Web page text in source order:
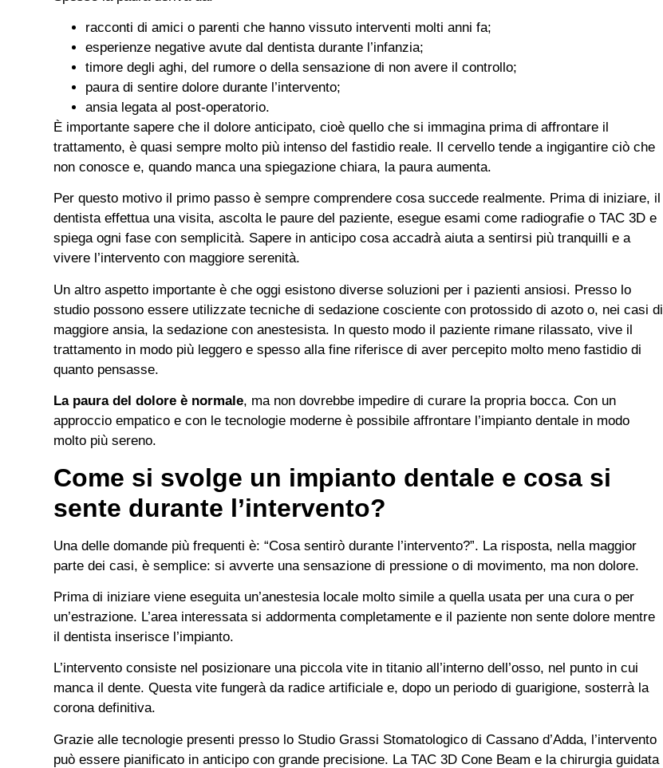
racconti di amici o parenti che hanno vissuto interventi molti anni fa;
esperienze negative avute dal dentista durante l’infanzia;
timore degli aghi, del rumore o della sensazione di non avere il controllo;
paura di sentire dolore durante l’intervento;
ansia legata al post-operatorio.
È importante sapere che il dolore anticipato, cioè quello che si immagina prima di affrontare il
trattamento, è quasi sempre molto più intenso del fastidio reale. Il cervello tende a ingigantire ciò che
non conosce e, quando manca una spiegazione chiara, la paura aumenta.
Per questo motivo il primo passo è sempre comprendere cosa succede realmente. Prima di iniziare, il
dentista effettua una visita, ascolta le paure del paziente, esegue esami come radiografie o TAC 3D e
spiega ogni fase con semplicità. Sapere in anticipo cosa accadrà aiuta a sentirsi più tranquilli e a
vivere l’intervento con maggiore serenità.
Un altro aspetto importante è che oggi esistono diverse soluzioni per i pazienti ansiosi. Presso lo
studio possono essere utilizzate tecniche di sedazione cosciente con protossido di azoto o, nei casi di
maggiore ansia, la sedazione con anestesista. In questo modo il paziente rimane rilassato, vive il
trattamento in modo più leggero e spesso alla fine riferisce di aver percepito molto meno fastidio di
quanto pensasse.
La paura del dolore è normale, ma non dovrebbe impedire di curare la propria bocca. Con un
approccio empatico e con le tecnologie moderne è possibile affrontare l’impianto dentale in modo
molto più sereno.
Come si svolge un impianto dentale e cosa si
sente durante l’intervento?
Una delle domande più frequenti è: “Cosa sentirò durante l’intervento?”. La risposta, nella maggior
parte dei casi, è semplice: si avverte una sensazione di pressione o di movimento, ma non dolore.
Prima di iniziare viene eseguita un’anestesia locale molto simile a quella usata per una cura o per
un’estrazione. L’area interessata si addormenta completamente e il paziente non sente dolore mentre
il dentista inserisce l’impianto.
L’intervento consiste nel posizionare una piccola vite in titanio all’interno dell’osso, nel punto in cui
manca il dente. Questa vite fungerà da radice artificiale e, dopo un periodo di guarigione, sosterrà la
corona definitiva.
Grazie alle tecnologie presenti presso lo Studio Grassi Stomatologico di Cassano d’Adda, l’intervento
può essere pianificato in anticipo con grande precisione. La TAC 3D Cone Beam e la chirurgia guidata